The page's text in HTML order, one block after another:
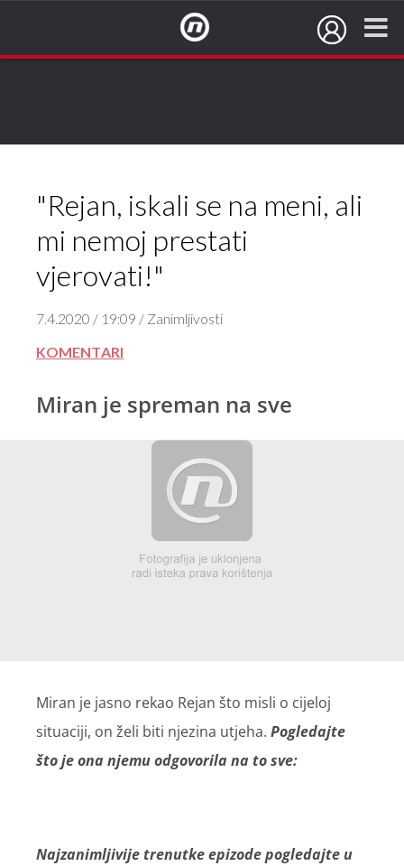
"Rejan, iskali se na meni, ali
mi nemoj prestati
vjerovati!"
7.4.2020 / 19:09 / Zanimljivosti
KOMENTARI
Miran je spreman na sve
Miran je jasno rekao Rejan što misli o cijeloj
situaciji, on želi biti njezina utjeha. Pogledajte
što je ona njemu odgovorila na to sve:
Najzanimljivije trenutke epizode pogledajte u